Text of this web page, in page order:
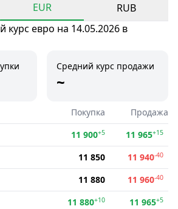
EUR
RUB
курс евро на 14.05.2026 в
Средний курс продажи
~
Покупка
Продажа
11 900+5 11 965+15
11 850 11 940-40
11 880 11 960-40
11 880+10 11 965+5